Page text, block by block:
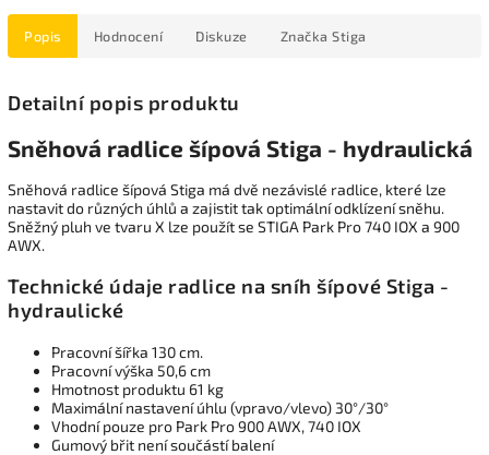
Popis Hodnocení Diskuze Značka Stiga
Detailní popis produktu
Sněhová radlice šípová Stiga - hydraulická
Sněhová radlice šípová Stiga má dvě nezávislé radlice, které lze
nastavit do různých úhlů a zajistit tak optimální odklízení sněhu.
Sněžný pluh ve tvaru X lze použít se STIGA Park Pro 740 IOX a 900
AWX.
Technické údaje radlice na sníh šípové Stiga -
hydraulické
Pracovní šířka 130 cm.
Pracovní výška 50,6 cm
Hmotnost produktu 61 kg
Maximální nastavení úhlu (vpravo/vlevo) 30°/30°
Vhodní pouze pro Park Pro 900 AWX, 740 IOX
Gumový břit není součástí balení